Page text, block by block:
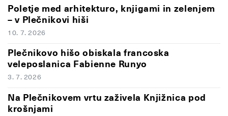
Poletje med arhitekturo, knjigami in zelenjem
– v Plečnikovi hiši
10. 7. 2026
Plečnikovo hišo obiskala francoska
veleposlanica Fabienne Runyo
3. 7. 2026
Na Plečnikovem vrtu zaživela Knjižnica pod
krošnjami